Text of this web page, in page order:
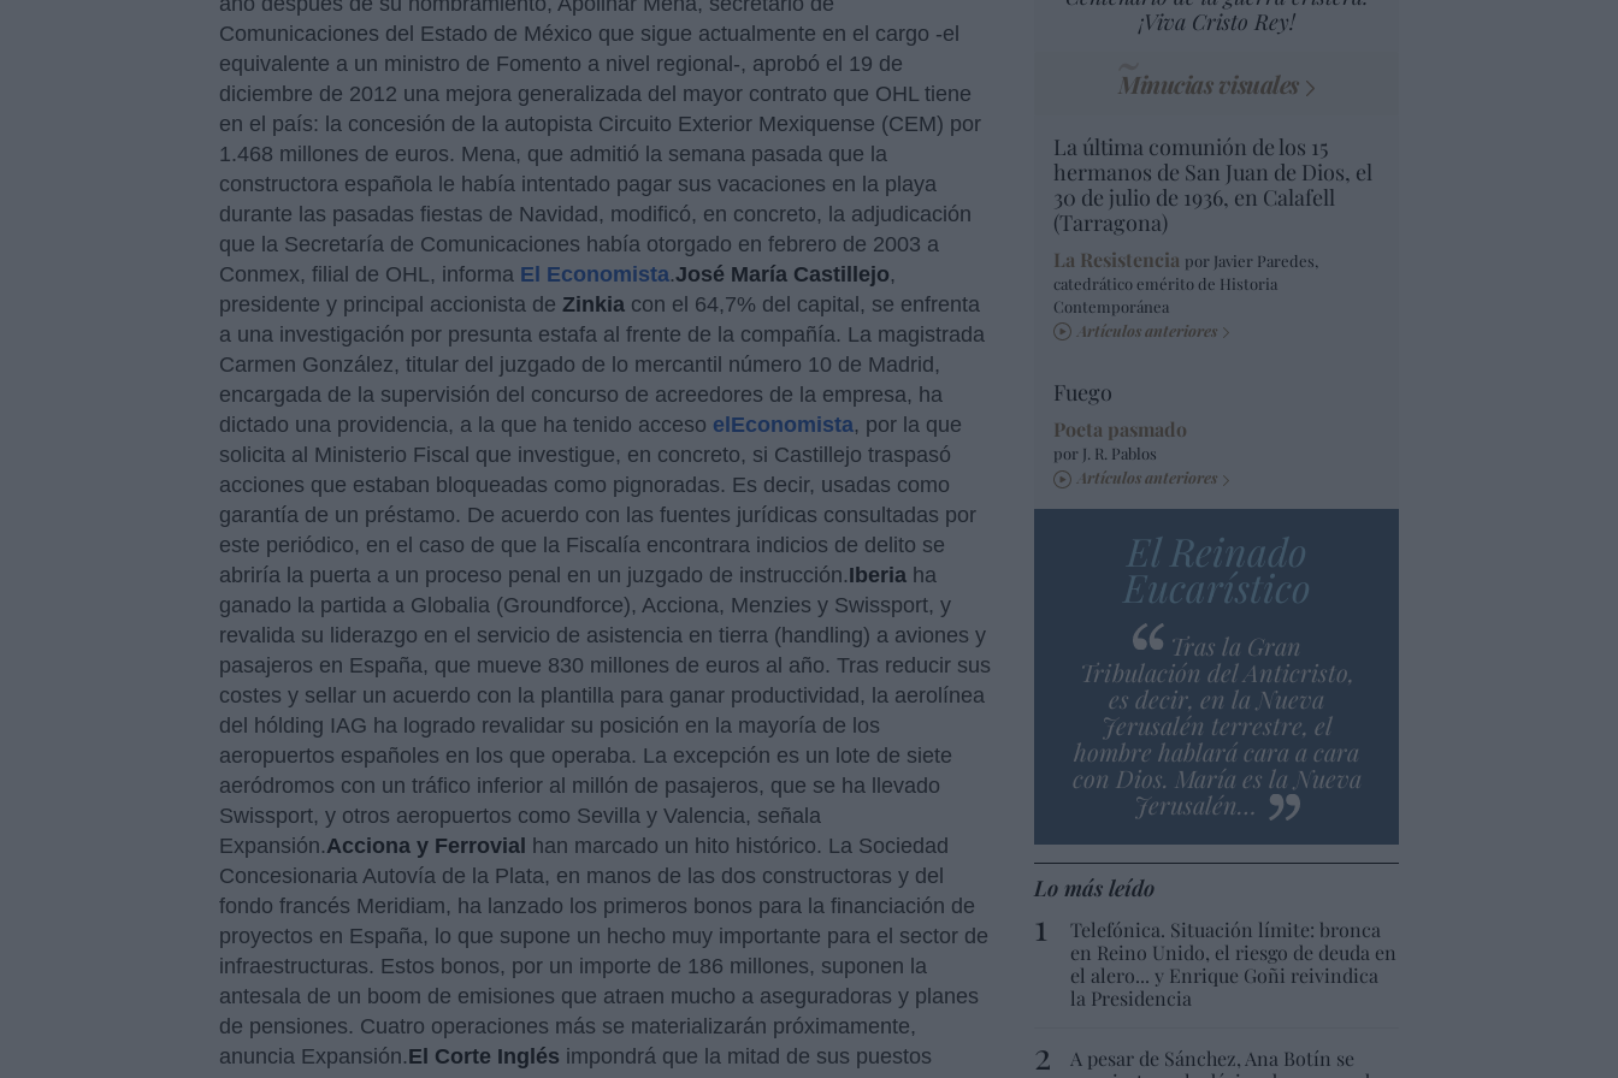
Comunicaciones del Estado de México que sigue actualmente en el cargo -el
equivalente a un ministro de Fomento a nivel regional-, aprobó el 19 de
diciembre de 2012 una mejora generalizada del mayor contrato que OHL tiene
en el país: la concesión de la autopista Circuito Exterior Mexiquense (CEM) por
1.468 millones de euros. Mena, que admitió la semana pasada que la
constructora española le había intentado pagar sus vacaciones en la playa
durante las pasadas fiestas de Navidad, modificó, en concreto, la adjudicación
que la Secretaría de Comunicaciones había otorgado en febrero de 2003 a
Conmex, filial de OHL, informa El Economista.José María Castillejo,
presidente y principal accionista de Zinkia con el 64,7% del capital, se enfrenta
a una investigación por presunta estafa al frente de la compañía. La magistrada
Carmen González, titular del juzgado de lo mercantil número 10 de Madrid,
encargada de la supervisión del concurso de acreedores de la empresa, ha
dictado una providencia, a la que ha tenido acceso elEconomista, por la que
solicita al Ministerio Fiscal que investigue, en concreto, si Castillejo traspasó
acciones que estaban bloqueadas como pignoradas. Es decir, usadas como
garantía de un préstamo. De acuerdo con las fuentes jurídicas consultadas por
este periódico, en el caso de que la Fiscalía encontrara indicios de delito se
abriría la puerta a un proceso penal en un juzgado de instrucción.Iberia ha
ganado la partida a Globalia (Groundforce), Acciona, Menzies y Swissport, y
revalida su liderazgo en el servicio de asistencia en tierra (handling) a aviones y
pasajeros en España, que mueve 830 millones de euros al año. Tras reducir sus
costes y sellar un acuerdo con la plantilla para ganar productividad, la aerolínea
del hólding IAG ha logrado revalidar su posición en la mayoría de los
aeropuertos españoles en los que operaba. La excepción es un lote de siete
aeródromos con un tráfico inferior al millón de pasajeros, que se ha llevado
Swissport, y otros aeropuertos como Sevilla y Valencia, señala
Expansión.Acciona y Ferrovial
han marcado un hito histórico. La Sociedad
Concesionaria Autovía de la Plata, en manos de las dos constructoras y del
fondo francés Meridiam, ha lanzado los primeros bonos para la financiación de
proyectos en España, lo que supone un hecho muy importante para el sector de
infraestructuras. Estos bonos, por un importe de 186 millones, suponen la
antesala de un boom de emisiones que atraen mucho a aseguradoras y planes
de pensiones. Cuatro operaciones más se materializarán próximamente,
anuncia Expansión.El Corte Inglés impondrá que la mitad de sus puestos
¡Viva Cristo Rey!
Minucias visuales
La última comunión de los 15
hermanos de San Juan de Dios, el
30 de julio de 1936, en Calafell
(Tarragona)
La Resistencia por Javier Paredes,
catedrático emérito de Historia
Contemporánea
Artículos anteriores
Fuego
Poeta pasmado
por J. R. Pablos
Artículos anteriores
El Reinado
Eucarístico
Tras la Gran
Tribulación del Anticristo,
es decir, en la Nueva
Jerusalén terrestre, el
hombre hablará cara a cara
con Dios. María es la Nueva
Jerusalén…
Lo más leído
Telefónica. Situación límite: bronca
en Reino Unido, el riesgo de deuda en
el alero... y Enrique Goñi reivindica
la Presidencia
A pesar de Sánchez, Ana Botín se